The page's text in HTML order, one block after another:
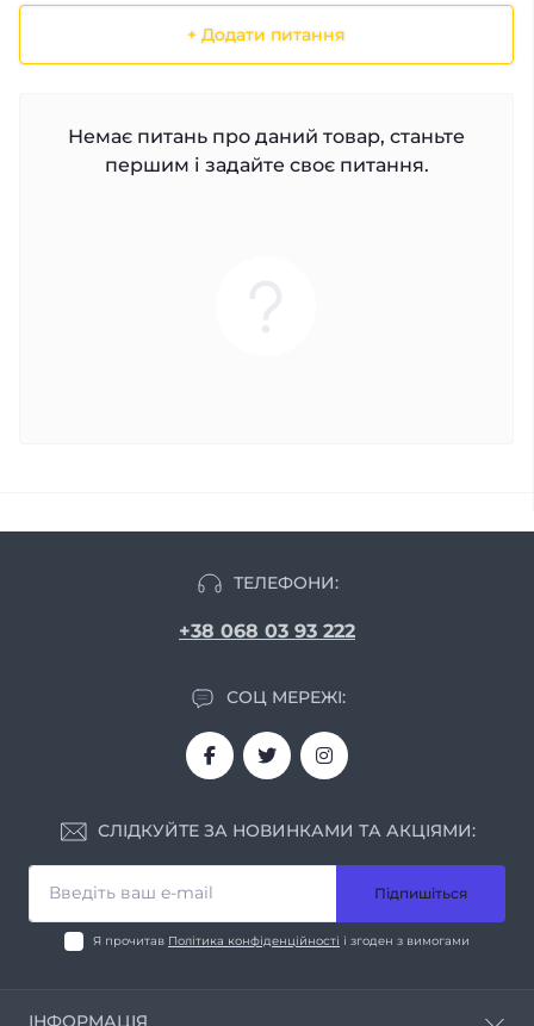
+ Додати питання
Немає питань про даний товар, станьте
першим і задайте своє питання.
ТЕЛЕФОНИ:
+38 068 03 93 222
СОЦ МЕРЕЖІ:
СЛІДКУЙТЕ ЗА НОВИНКАМИ ТА АКЦІЯМИ:
Підпишіться
Я прочитав Політика конфіденційності і згоден з вимогами
ІНФОРМАЦІЯ